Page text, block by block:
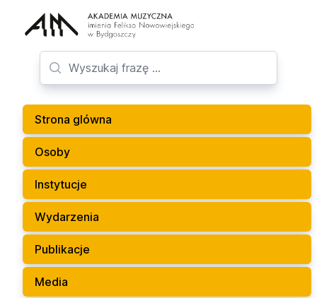
Strona glówna
Osoby
Instytucje
Wydarzenia
Publikacje
Media